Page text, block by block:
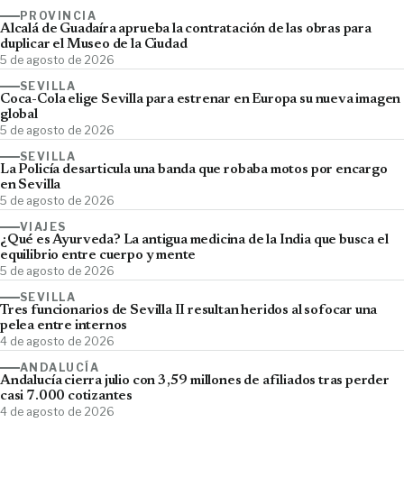
PROVINCIA
Alcalá de Guadaíra aprueba la contratación de las obras para
duplicar el Museo de la Ciudad
5 de agosto de 2026
SEVILLA
Coca-Cola elige Sevilla para estrenar en Europa su nueva imagen
global
5 de agosto de 2026
SEVILLA
La Policía desarticula una banda que robaba motos por encargo
en Sevilla
5 de agosto de 2026
VIAJES
¿Qué es Ayurveda? La antigua medicina de la India que busca el
equilibrio entre cuerpo y mente
5 de agosto de 2026
SEVILLA
Tres funcionarios de Sevilla II resultan heridos al sofocar una
pelea entre internos
4 de agosto de 2026
ANDALUCÍA
Andalucía cierra julio con 3,59 millones de afiliados tras perder
casi 7.000 cotizantes
4 de agosto de 2026